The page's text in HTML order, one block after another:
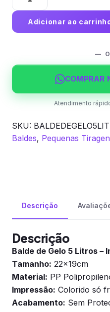
Gelo
5
Litros
Impressão
quantidade
Adicionar ao
—
COMPRAR
Atendimento
SKU:
Baldes, Pequenas
Descrição
Descrição
Balde de Gelo 5 Litros –
Tamanho: 22x19cm
Material: PP
Impressão: Colorido só
Acabamento: Sem